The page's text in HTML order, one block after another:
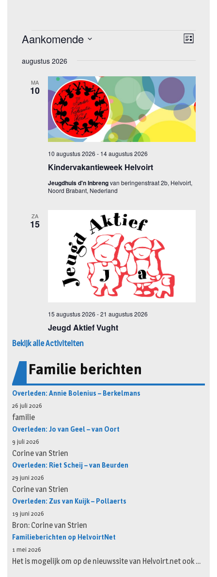
Bekijk alle Activiteiten
Familie berichten
Overleden: Annie Bolenius – Berkelmans
26 juli 2026
familie
Overleden: Jo van Geel – van Oort
9 juli 2026
Corine van Strien
Overleden: Riet Scheij – van Beurden
29 juni 2026
Corine van Strien
Overleden: Zus van Kuijk – Pollaerts
19 juni 2026
Bron: Corine van Strien
Familieberichten op HelvoirtNet
1 mei 2026
Het is mogelijk om op de nieuwssite van Helvoirt.net ook …